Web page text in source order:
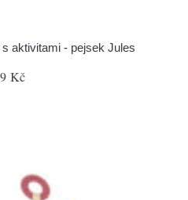
aktivitami - pejsek Jules
Kč